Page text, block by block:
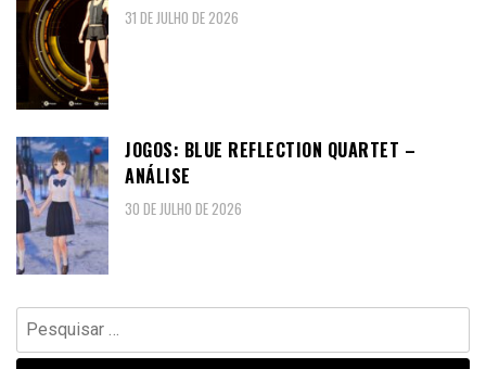
31 DE JULHO DE 2026
JOGOS: BLUE REFLECTION QUARTET –
ANÁLISE
30 DE JULHO DE 2026
Pesquisar
por: